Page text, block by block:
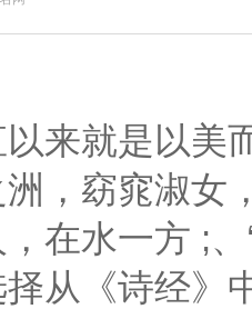
以来就是以
，窈窕淑女
在水一方 ;
从《诗经》